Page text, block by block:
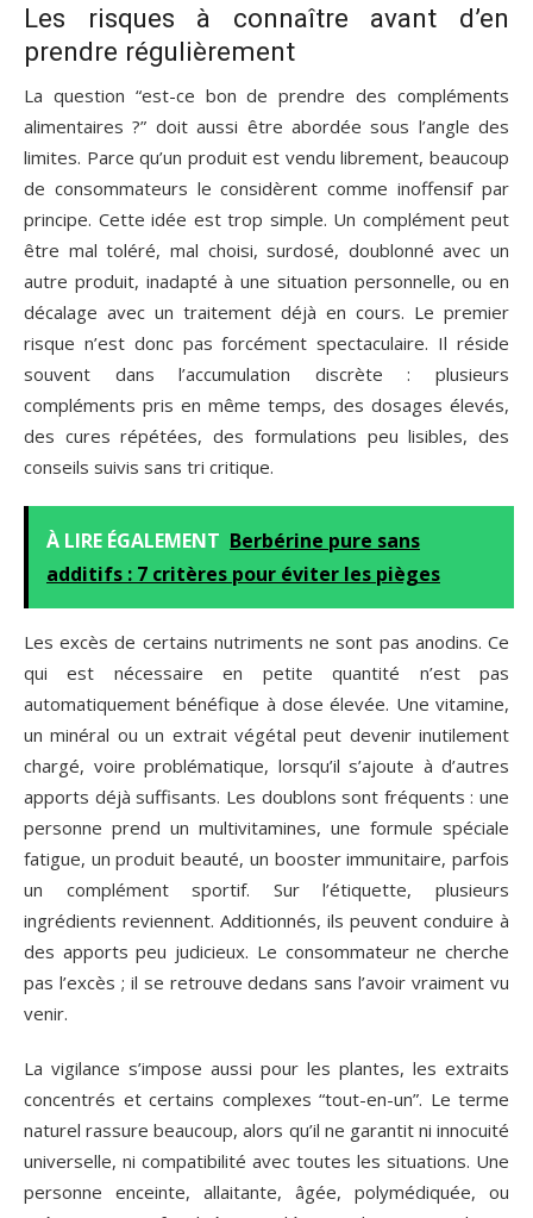
Les risques à connaître avant d’en
prendre régulièrement
La question “est-ce bon de prendre des compléments
alimentaires ?” doit aussi être abordée sous l’angle des
limites. Parce qu’un produit est vendu librement, beaucoup
de consommateurs le considèrent comme inoffensif par
principe. Cette idée est trop simple. Un complément peut
être mal toléré, mal choisi, surdosé, doublonné avec un
autre produit, inadapté à une situation personnelle, ou en
décalage avec un traitement déjà en cours. Le premier
risque n’est donc pas forcément spectaculaire. Il réside
souvent dans l’accumulation discrète : plusieurs
compléments pris en même temps, des dosages élevés,
des cures répétées, des formulations peu lisibles, des
conseils suivis sans tri critique.
À LIRE ÉGALEMENT Berbérine pure sans
additifs : 7 critères pour éviter les pièges
Les excès de certains nutriments ne sont pas anodins. Ce
qui est nécessaire en petite quantité n’est pas
automatiquement bénéfique à dose élevée. Une vitamine,
un minéral ou un extrait végétal peut devenir inutilement
chargé, voire problématique, lorsqu’il s’ajoute à d’autres
apports déjà suffisants. Les doublons sont fréquents : une
personne prend un multivitamines, une formule spéciale
fatigue, un produit beauté, un booster immunitaire, parfois
un complément sportif. Sur l’étiquette, plusieurs
ingrédients reviennent. Additionnés, ils peuvent conduire à
des apports peu judicieux. Le consommateur ne cherche
pas l’excès ; il se retrouve dedans sans l’avoir vraiment vu
venir.
La vigilance s’impose aussi pour les plantes, les extraits
concentrés et certains complexes “tout-en-un”. Le terme
naturel rassure beaucoup, alors qu’il ne garantit ni innocuité
universelle, ni compatibilité avec toutes les situations. Une
personne enceinte, allaitante, âgée, polymédiquée, ou